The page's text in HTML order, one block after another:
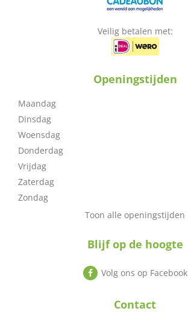
Veilig betalen met:
Openingstijden
Maandag
Dinsdag
Woensdag
Donderdag
Vrijdag
Zaterdag
Zondag
Toon alle openingstijden
Blijf op de hoogte
Volg ons op Facebook
Contact